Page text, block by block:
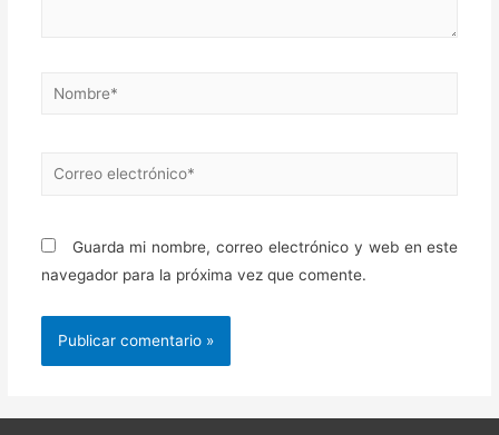
Nombre*
Correo
Guarda mi nombre, correo electrónico y web en este
navegador para la próxima vez que comente.